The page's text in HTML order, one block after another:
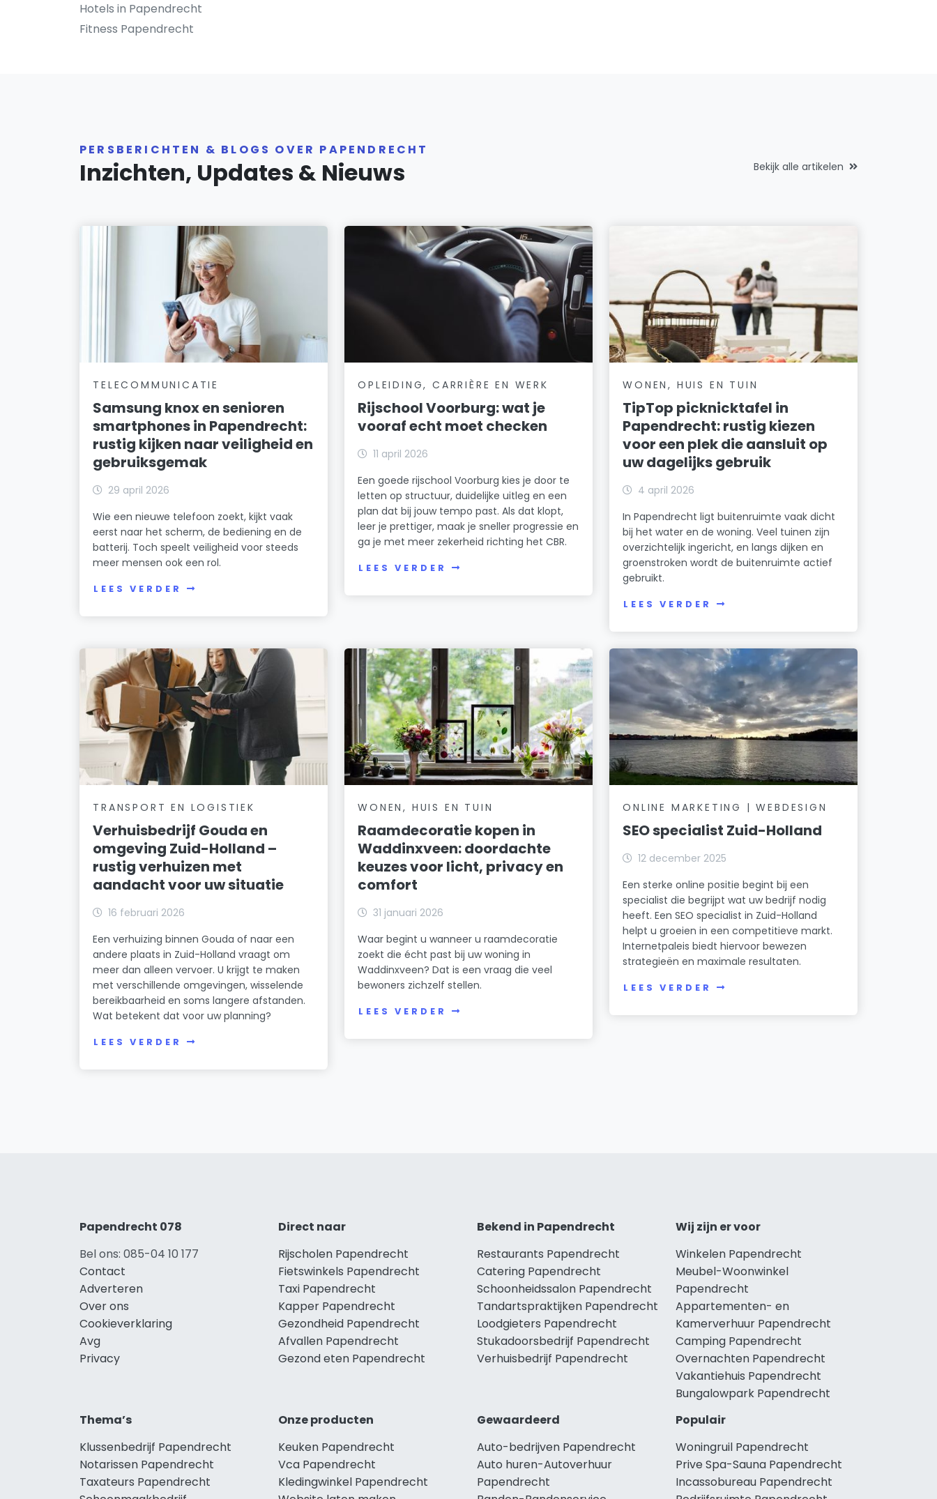
Hotels in Papendrecht
Fitness Papendrecht
PERSBERICHTEN & BLOGS OVER PAPENDRECHT
Inzichten, Updates & Nieuws Bekijk alle artikelen
TELECOMMUNICATIE
Samsung knox en senioren
smartphones in Papendrecht:
rustig kijken naar veiligheid en
gebruiksgemak
29 april 2026
Wie een nieuwe telefoon zoekt, kijkt vaak
eerst naar het scherm, de bediening en de
batterij. Toch speelt veiligheid voor steeds
meer mensen ook een rol.
LEES VERDER
OPLEIDING, CARRIÈRE EN WERK
Rijschool Voorburg: wat je
vooraf echt moet checken
11 april 2026
Een goede rijschool Voorburg kies je door te
letten op structuur, duidelijke uitleg en een
plan dat bij jouw tempo past. Als dat klopt,
leer je prettiger, maak je sneller progressie en
ga je met meer zekerheid richting het CBR.
LEES VERDER
WONEN, HUIS EN TUIN
TipTop picknicktafel in
Papendrecht: rustig kiezen
voor een plek die aansluit op
uw dagelijks gebruik
4 april 2026
In Papendrecht ligt buitenruimte vaak dicht
bij het water en de woning. Veel tuinen zijn
overzichtelijk ingericht, en langs dijken en
groenstroken wordt de buitenruimte actief
gebruikt.
LEES VERDER
TRANSPORT EN LOGISTIEK
Verhuisbedrijf Gouda en
omgeving Zuid-Holland –
rustig verhuizen met
aandacht voor uw situatie
16 februari 2026
Een verhuizing binnen Gouda of naar een
andere plaats in Zuid-Holland vraagt om
meer dan alleen vervoer. U krijgt te maken
met verschillende omgevingen, wisselende
bereikbaarheid en soms langere afstanden.
Wat betekent dat voor uw planning?
LEES VERDER
WONEN, HUIS EN TUIN
Raamdecoratie kopen in
Waddinxveen: doordachte
keuzes voor licht, privacy en
comfort
31 januari 2026
Waar begint u wanneer u raamdecoratie
zoekt die écht past bij uw woning in
Waddinxveen? Dat is een vraag die veel
bewoners zichzelf stellen.
LEES VERDER
ONLINE MARKETING | WEBDESIGN
SEO specialist Zuid-Holland
12 december 2025
Een sterke online positie begint bij een
specialist die begrijpt wat uw bedrijf nodig
heeft. Een SEO specialist in Zuid-Holland
helpt u groeien in een competitieve markt.
Internetpaleis biedt hiervoor bewezen
strategieën en maximale resultaten.
LEES VERDER
Papendrecht 078
Bel ons: 085-04 10 177
Contact
Adverteren
Over ons
Cookieverklaring
Avg
Privacy
Direct naar
Rijscholen Papendrecht
Fietswinkels Papendrecht
Taxi Papendrecht
Kapper Papendrecht
Gezondheid Papendrecht
Afvallen Papendrecht
Gezond eten Papendrecht
Bekend in Papendrecht
Restaurants Papendrecht
Catering Papendrecht
Schoonheidssalon Papendrecht
Tandartspraktijken Papendrecht
Loodgieters Papendrecht
Stukadoorsbedrijf Papendrecht
Verhuisbedrijf Papendrecht
Wij zijn er voor
Winkelen Papendrecht
Meubel-Woonwinkel
Papendrecht
Appartementen- en
Kamerverhuur Papendrecht
Camping Papendrecht
Overnachten Papendrecht
Vakantiehuis Papendrecht
Bungalowpark Papendrecht
Thema’s
Klussenbedrijf Papendrecht
Notarissen Papendrecht
Taxateurs Papendrecht
Onze producten
Keuken Papendrecht
Vca Papendrecht
Kledingwinkel Papendrecht
Gewaardeerd
Auto-bedrijven Papendrecht
Auto huren-Autoverhuur
Papendrecht
Populair
Woningruil Papendrecht
Prive Spa-Sauna Papendrecht
Incassobureau Papendrecht